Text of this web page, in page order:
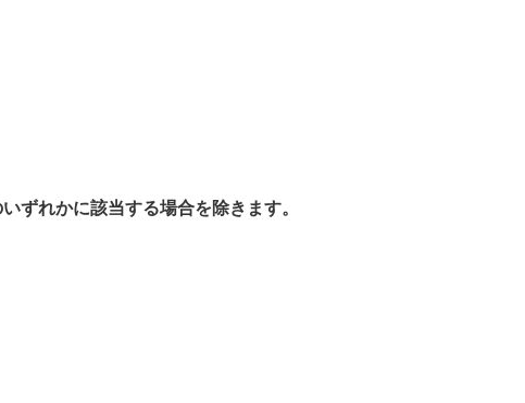
ずれかに該当する場合を除きます。